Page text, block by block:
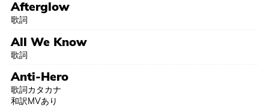
Afterglow
歌詞
All We Know
歌詞
Anti-Hero
歌詞カタカナ
和訳MVあり